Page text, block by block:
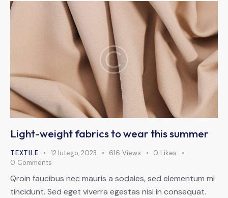
Light-weight fabrics to wear this summer
TEXTILE 12 lutego, 2023 616 Views 0 Likes
0 Comments
Qroin faucibus nec mauris a sodales, sed elementum mi
tincidunt. Sed eget viverra egestas nisi in consequat.